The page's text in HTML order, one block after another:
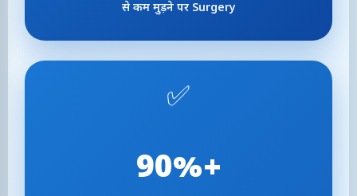
से कम मुड़ने पर Surgery
✅
90%+